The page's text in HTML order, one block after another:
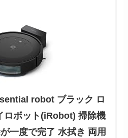
robot ブラック ロ
ロボット(iRobot) 掃除機
一度で完了 水拭き 両用